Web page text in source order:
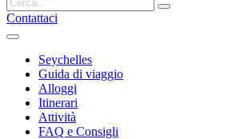
Contattaci
Seychelles
Guida di viaggio
Alloggi
Itinerari
Attività
FAQ e Consigli